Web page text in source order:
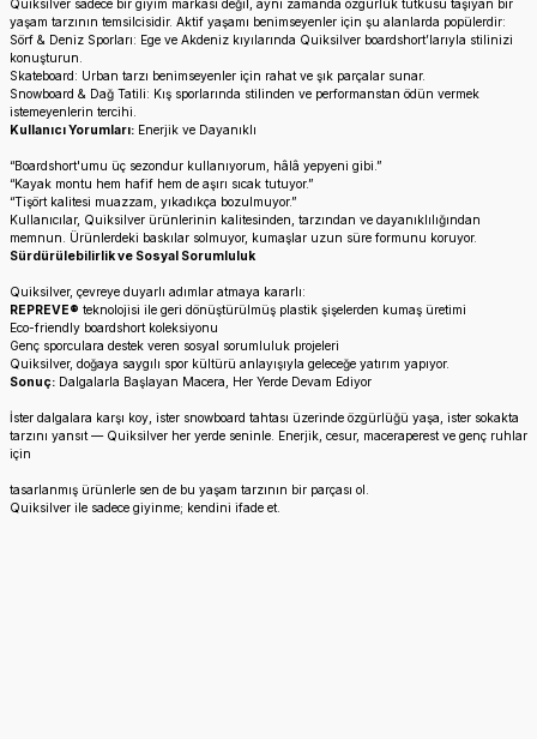
Quiksilver sadece bir giyim markası değil, aynı zamanda özgürlük tutkusu taşıyan bir
yaşam tarzının temsilcisidir. Aktif yaşamı benimseyenler için şu alanlarda popülerdir:
Sörf & Deniz Sporları: Ege ve Akdeniz kıyılarında Quiksilver boardshort’larıyla stilinizi
konuşturun.
Skateboard: Urban tarzı benimseyenler için rahat ve şık parçalar sunar.
Snowboard & Dağ Tatili: Kış sporlarında stilinden ve performanstan ödün vermek
istemeyenlerin tercihi.
Kullanıcı Yorumları: Enerjik ve Dayanıklı
“Boardshort'umu üç sezondur kullanıyorum, hâlâ yepyeni gibi.”
“Kayak montu hem hafif hem de aşırı sıcak tutuyor.”
“Tişört kalitesi muazzam, yıkadıkça bozulmuyor.”
Kullanıcılar, Quiksilver ürünlerinin kalitesinden, tarzından ve dayanıklılığından
memnun. Ürünlerdeki baskılar solmuyor, kumaşlar uzun süre formunu koruyor.
Sürdürülebilirlik ve Sosyal Sorumluluk
Quiksilver, çevreye duyarlı adımlar atmaya kararlı:
REPREVE® teknolojisi ile geri dönüştürülmüş plastik şişelerden kumaş üretimi
Eco-friendly boardshort koleksiyonu
Genç sporculara destek veren sosyal sorumluluk projeleri
Quiksilver, doğaya saygılı spor kültürü anlayışıyla geleceğe yatırım yapıyor.
Sonuç: Dalgalarla Başlayan Macera, Her Yerde Devam Ediyor
İster dalgalara karşı koy, ister snowboard tahtası üzerinde özgürlüğü yaşa, ister sokakta
tarzını yansıt — Quiksilver her yerde seninle. Enerjik, cesur, maceraperest ve genç ruhlar
için
tasarlanmış ürünlerle sen de bu yaşam tarzının bir parçası ol.
Quiksilver ile sadece giyinme; kendini ifade et.